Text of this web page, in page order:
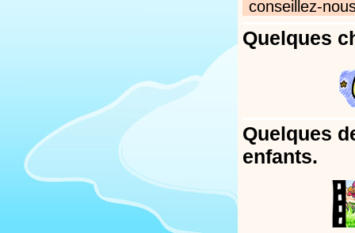
conseillez-
Quelques
Quelques
enfants.